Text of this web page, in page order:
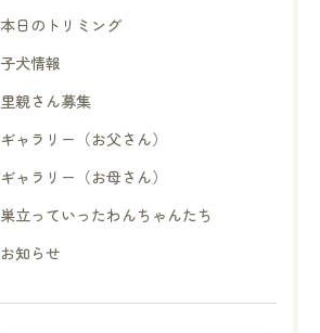
本日のトリミング
子犬情報
里親さん募集
ギャラリー（お父さん）
ギャラリー（お母さん）
巣立っていったわんちゃんたち
お知らせ